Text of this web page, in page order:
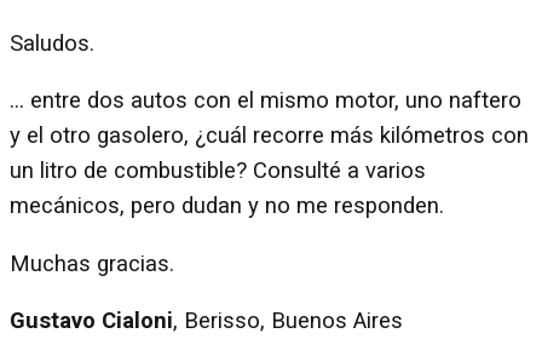
Saludos.
… entre dos autos con el mismo motor, uno naftero
y el otro gasolero, ¿cuál recorre más kilómetros con
un litro de combustible? Consulté a varios
mecánicos, pero dudan y no me responden.
Muchas gracias.
Gustavo Cialoni, Berisso, Buenos Aires